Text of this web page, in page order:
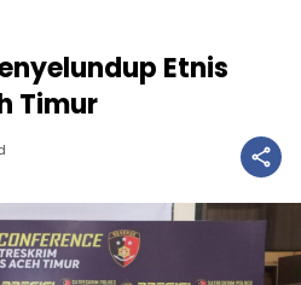
Etnis
Timur